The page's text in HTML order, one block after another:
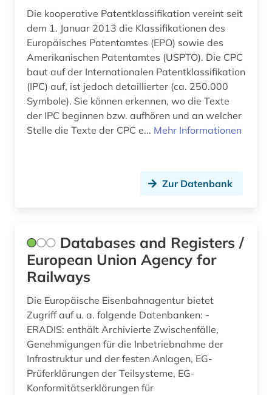
verkehrstechnik (2)
verkehrswege (2)
verkehrswissenschaft (2)
verzeichnis (1)
werkstoffe (2)
werkstofftechnik (1)
wissenschaftliche zeitschrift (1)
wälzlager (1)
zement (1)
zubehör (1)
österreich (1)
Die kooperative Patentklassifikation vereint seit
dem 1. Januar 2013 die Klassifikationen des
Europäisches Patentamtes (EPO) sowie des
Amerikanischen Patentamtes (USPTO). Die CPC
baut auf der Internationalen Patentklassifikation
(IPC) auf, ist jedoch detaillierter (ca. 250.000
Symbole). Sie können erkennen, wo die Texte
der IPC beginnen bzw. aufhören und an welcher
Stelle die Texte der CPC e... Mehr Informationen
Zur Datenbank
Databases and Registers /
European Union Agency for
Railways
Die Europäische Eisenbahnagentur bietet
Zugriff auf u. a. folgende Datenbanken: -
ERADIS: enthält Archivierte Zwischenfälle,
Genehmigungen für die Inbetriebnahme der
Infrastruktur und der festen Anlagen, EG-
Prüferklärungen der Teilsysteme, EG-
Konformitätserklärungen für